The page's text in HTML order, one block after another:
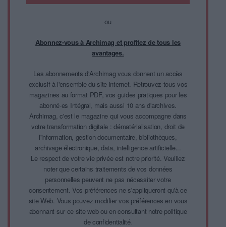
ou
Abonnez-vous à Archimag et profitez de tous les
avantages.
Les abonnements d'Archimag vous donnent un accès
exclusif à l'ensemble du site internet. Retrouvez tous vos
magazines au format PDF, vos guides pratiques pour les
abonné·es Intégral, mais aussi 10 ans d'archives.
Archimag, c'est le magazine qui vous accompagne dans
votre transformation digitale : dématérialisation, droit de
l'information, gestion documentaire, bibliothèques,
archivage électronique, data, intelligence artificielle...
Le respect de votre vie privée est notre priorité. Veuillez
noter que certains traitements de vos données
personnelles peuvent ne pas nécessiter votre
consentement. Vos préférences ne s'appliqueront qu'à ce
site Web. Vous pouvez modifier vos préférences en vous
abonnant sur ce site web ou en consultant notre politique
de confidentialité.